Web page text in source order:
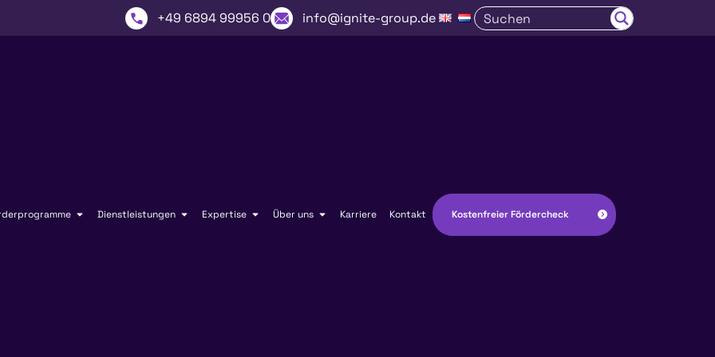
+49 6894 99956 0 info@ignite-group.de
Dienstleistungen Expertise Über uns Karriere Kontakt Kostenfreier Fördercheck